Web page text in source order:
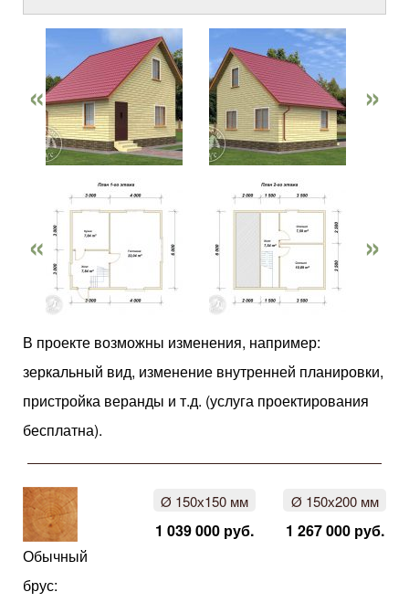
В проекте возможны изменения, например:
зеркальный вид, изменение внутренней планировки,
пристройка веранды и т.д. (услуга проектирования
бесплатна).
Обычный
брус:
Ø 150х150 мм
1 039 000 руб.
Ø 150х200 мм
1 267 000 руб.